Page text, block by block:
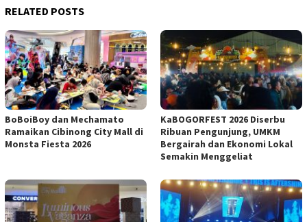
RELATED POSTS
BoBoiBoy dan Mechamato
Ramaikan Cibinong City Mall di
Monsta Fiesta 2026
KaBOGORFEST 2026 Diserbu
Ribuan Pengunjung, UMKM
Bergairah dan Ekonomi Lokal
Semakin Menggeliat